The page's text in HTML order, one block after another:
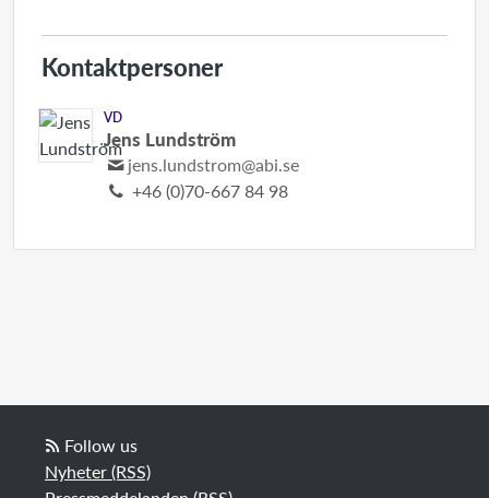
Kontaktpersoner
VD
Jens Lundström
jens.lundstrom@abi.se
+46 (0)70-667 84 98
Follow us
Nyheter (RSS)